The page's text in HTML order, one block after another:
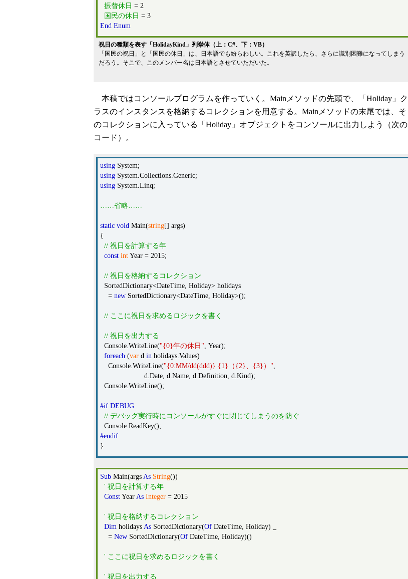
振替休日 = 2
国民の休日 = 3
End Enum
祝日の種類を表す「HolidayKind」列挙体（上：C#、下：VB）
「国民の祝日」と「国民の休日」は、日本語でも紛らわしい。これを英訳したら、さらに識別困難になってしまう
だろう。そこで、このメンバー名は日本語とさせていただいた。
本稿ではコンソールプログラムを作っていく。Mainメソッドの先頭で、「Holiday」ク
ラスのインスタンスを格納するコレクションを用意する。Mainメソッドの末尾では、そ
のコレクションに入っている「Holiday」オブジェクトをコンソールに出力しよう（次の
コード）。
using System;
using System.Collections.Generic;
using System.Linq;
……省略……
static void Main(string[] args)
{
// 祝日を計算する年
const int Year = 2015;
// 祝日を格納するコレクション
SortedDictionary<DateTime, Holiday> holidays
= new SortedDictionary<DateTime, Holiday>();
// ここに祝日を求めるロジックを書く
// 祝日を出力する
Console.WriteLine("{0}年の休日", Year);
foreach (var d in holidays.Values)
Console.WriteLine("{0:MM/dd(ddd)} {1}（{2}、{3}）",
d.Date, d.Name, d.Definition, d.Kind);
Console.WriteLine();
#if DEBUG
// デバッグ実行時にコンソールがすぐに閉じてしまうのを防ぐ
Console.ReadKey();
#endif
}
Sub Main(args As String())
' 祝日を計算する年
Const Year As Integer = 2015
' 祝日を格納するコレクション
Dim holidays As SortedDictionary(Of DateTime, Holiday) _
= New SortedDictionary(Of DateTime, Holiday)()
' ここに祝日を求めるロジックを書く
' 祝日を出力する